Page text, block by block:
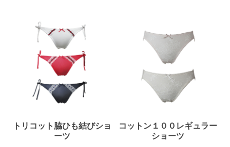
トリコット脇ひも結びショ
ーツ
コットン１００レギュラー
ショーツ